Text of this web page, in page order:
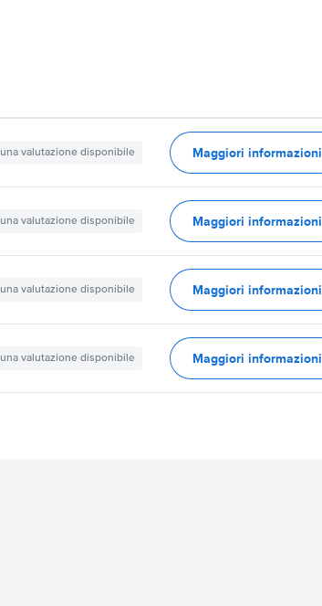
valutazione disponibile Maggiori informazioni
valutazione disponibile Maggiori informazioni
valutazione disponibile Maggiori informazioni
valutazione disponibile Maggiori informazioni